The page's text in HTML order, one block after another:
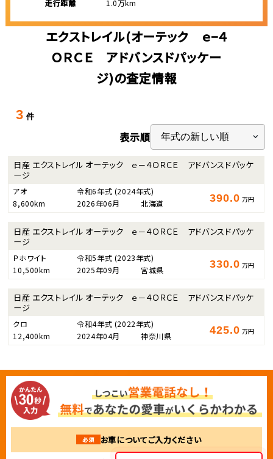
走行距離
1.0万km
エクストレイル(オーテック ｅ−４
ＯＲＣＥ アドバンスドパッケー
ジ)の査定情報
3 件
表示順
日産 エクストレイル オーテック ｅ－４ＯＲＣＥ アドバンスドパッケ
ージ
アオ 令和6年式 (2024年式)
8,600km
2026年06月 北海道 390.0 万円
日産 エクストレイル オーテック ｅ－４ＯＲＣＥ アドバンスドパッケ
ージ
Ｐホワイト 令和5年式 (2023年式)
10,500km
2025年09月 宮城県 330.0 万円
日産 エクストレイル オーテック ｅ－４ＯＲＣＥ アドバンスドパッケ
ージ
クロ 令和4年式 (2022年式)
12,400km
2024年04月 神奈川県 425.0 万円
必須
お車についてご入力ください